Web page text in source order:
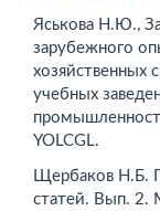
Яськова Н.Ю.,
зарубежного
хозяйственных
учебных
YOLCGL.
Щербаков Н.Б.
статей. Вып. 2.